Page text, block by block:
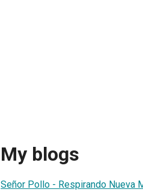
My blogs
Señor Pollo - Respirando Nueva